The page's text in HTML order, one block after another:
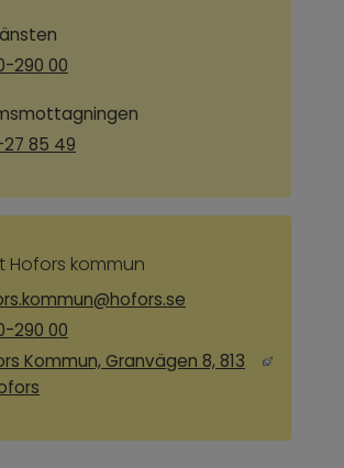
290 00
85 49
Hofors kommun
290 00
Kommun, Granvägen 8, 813